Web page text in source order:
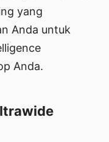
yang
Anda untuk
Anda.